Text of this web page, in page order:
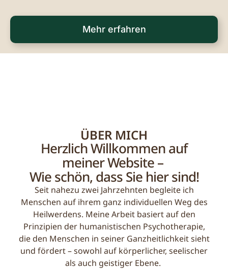
Mehr erfahren
ÜBER MICH
Herzlich Willkommen auf
meiner Website – ​
Wie schön, dass Sie hier sind!
Seit nahezu zwei Jahrzehnten begleite ich
Menschen auf ihrem ganz individuellen Weg des
Heilwerdens. Meine Arbeit basiert auf den
Prinzipien der humanistischen Psychotherapie,
die den Menschen in seiner Ganzheitlichkeit sieht
und fördert – sowohl auf körperlicher, seelischer
als auch geistiger Ebene.